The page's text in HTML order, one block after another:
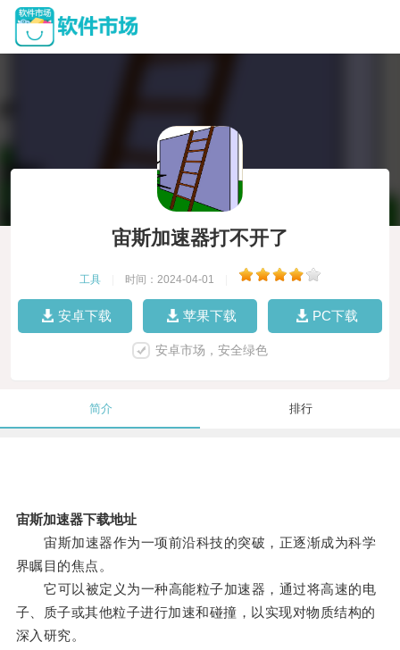
宙斯加速器打不开了
工具 时间：2024-04-01
安卓下载 苹果下载 PC下载
安卓市场，安全绿色
简介 排行
宙斯加速器下载地址
宙斯加速器作为一项前沿科技的突破，正逐渐成为科学
界瞩目的焦点。
它可以被定义为一种高能粒子加速器，通过将高速的电
子、质子或其他粒子进行加速和碰撞，以实现对物质结构的
深入研究。